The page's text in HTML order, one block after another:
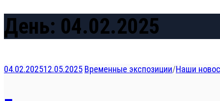
День: 04.02.2025
04.02.202512.05.2025 Временные экспозиции/Наши